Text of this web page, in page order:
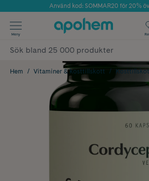
Årets Butik 2025 inom Skönhet
Använd kod: SOMMAR20 för 20%
✓ Fri frakt
✓ Poäng på alla köp*
Meny
Hem Vitaminer & kosttillskott